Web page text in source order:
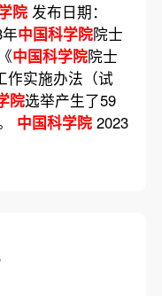
院发布日期：
中国科学院院士
中国科学院院士
作实施办法（试
院选举产生了59
中国科学院2023